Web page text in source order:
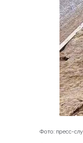
Фото: пресс-